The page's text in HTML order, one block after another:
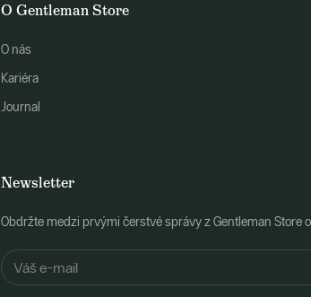
O Gentleman Store
O nás
Kariéra
Journal
Newsletter
Obdržte medzi prvými čerstvé správy z Gentleman